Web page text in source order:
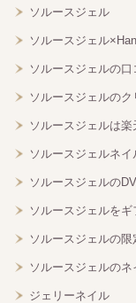
ソルースジェル
ソルースジェル
ソルースジェルの口
ソルースジェルの
ソルースジェルは
ソルースジェルネ
ソルースジェルの
ソルースジェルをギ
ソルースジェルの
ソルースジェルの
ジェリーネイル